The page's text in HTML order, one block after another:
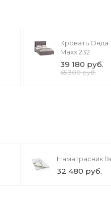
Кровать Онда
Maxx 232
39 180 руб.
65 300 руб.
Наматрасник
32 480 руб.